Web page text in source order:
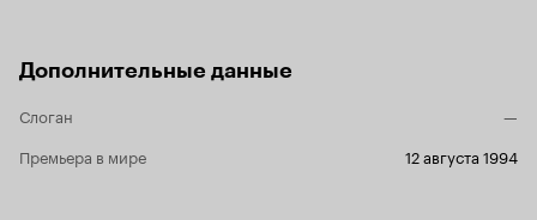
Дополнительные данные
Слоган
—
Премьера в мире
12 августа 1994